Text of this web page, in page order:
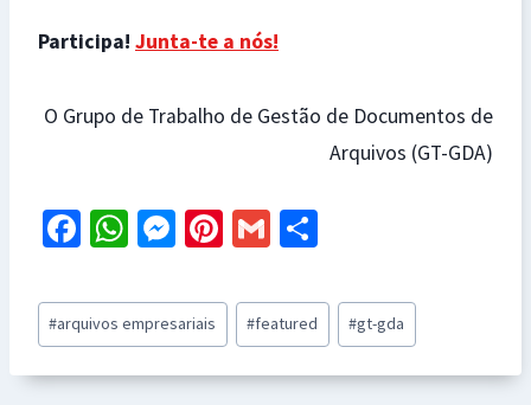
Participa! Junta-te a nós!
O Grupo de Trabalho de Gestão de Documentos de
Arquivos (GT-GDA)
Fa
b
o
o
W
at
sA
p
M
se
n
ge
Pi
er
es
t
G
ai
l
ar
e
Post
Tags:
#arquivos empresariais #featured #gt-gda